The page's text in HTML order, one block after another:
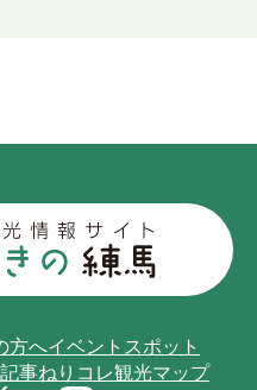
方へイベントスポット
事ねりコレ観光マップ